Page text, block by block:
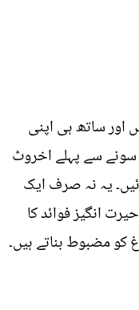
اور ساتھ ہی اپنی
سونے سے پہلے اخروٹ
یہ نہ صرف ایک
انگیز فوائد کا
کو مضبوط بناتے ہیں۔